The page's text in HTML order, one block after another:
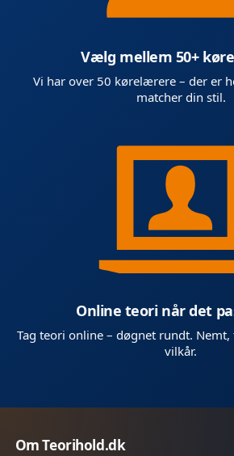
Vælg mellem 50+
Vi har over 50 kørelærere – der er
matcher din stil.
Online teori når det
Tag teori online – døgnet rundt.
vilkår.
Om Teorihold.dk